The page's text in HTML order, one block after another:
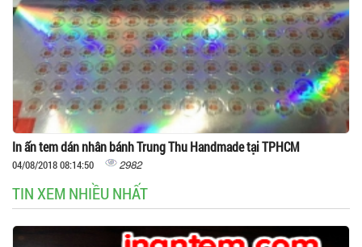
In ấn tem dán nhân bánh Trung Thu Handmade tại TPHCM
04/08/2018 08:14:50 2982
TIN XEM NHIỀU NHẤT